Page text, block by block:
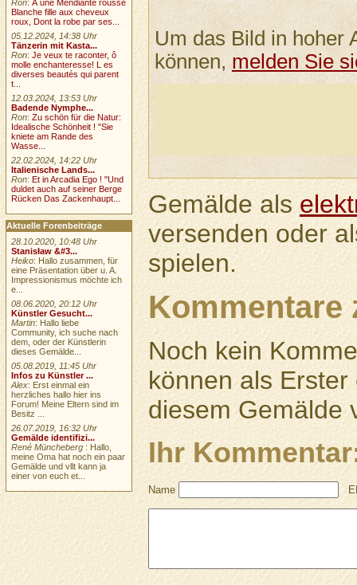
Um das Bild in hoher
können, melden Sie
Gemälde als
versenden oder
spielen.
Kommentare
Noch kein
können als
diesem Gemälde
Ihr
Name
Ron:À une Mendiante rousse
Blanche fille aux cheveux
roux, Dont la robe par ses...
05.12.2024, 14:38 Uhr
Tänzerin mit Kasta...
Ron:Je veux te raconter, ô
molle enchanteresse! L es
diverses beautés qui parent
t...
12.03.2024, 13:53 Uhr
Badende Nymphe...
Ron:Zu schön für die Natur:
Idealische Schönheit ! "Sie
kniete am Rande des
Wasse...
22.02.2024, 14:22 Uhr
Italienische Lands...
Ron:Et in Arcadia Ego ! "Und
duldet auch auf seiner Berge
Rücken Das Zackenhaupt...
Aktuelle Forenbeiträge
28.10.2020, 10:48 Uhr
Stanisław &#3...
Heiko: Hallo zusammen, für
eine Präsentation über u. A.
Impressionismus möchte ich
e...
08.06.2020, 20:12 Uhr
Künstler Gesucht...
Martin: Hallo liebe
Community, ich suche nach
dem, oder der Künstlerin
dieses Gemälde...
05.08.2019, 11:45 Uhr
Infos zu Künstler ...
Alex: Erst einmal ein
herzliches hallo hier ins
Forum! Meine Eltern sind im
Besitz ...
26.07.2019, 16:32 Uhr
Gemälde identifizi...
René Müncheberg : Hallo,
meine Oma hat noch ein paar
Gemälde und vllt kann ja
einer von euch et...